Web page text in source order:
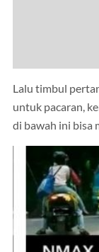
Lalu timbul
untuk pacaran,
di bawah ini bisa